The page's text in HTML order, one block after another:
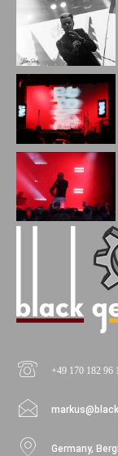
+49 170 182 96
Germany,